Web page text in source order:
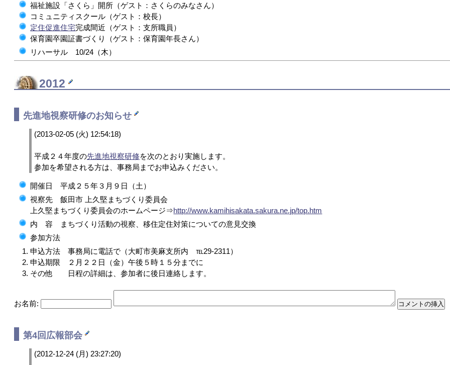
福祉施設「さくら」開所（ゲスト：さくらのみなさん）
コミュニティスクール（ゲスト：校長）
定住促進住宅完成間近（ゲスト：支所職員）
保育園卒園証書づくり（ゲスト：保育園年長さん）
リハーサル 10/24（木）
2012
先進地視察研修のお知らせ
(2013-02-05 (火) 12:54:18)
平成２４年度の先進地視察研修を次のとおり実施します。
参加を希望される方は、事務局までお申込みください。
開催日 平成２５年３月９日（土）
視察先 飯田市 上久堅まちづくり委員会
上久堅まちづくり委員会のホームページ⇒http://www.kamihisakata.sakura.ne.jp/top.htm
内 容 まちづくり活動の視察、移住定住対策についての意見交換
参加方法
申込方法 事務局に電話で（大町市美麻支所内 ℡29-2311）
申込期限 ２月２２日（金）午後５時１５分までに
その他 日程の詳細は、参加者に後日連絡します。
お名前:
第4回 広報部会
(2012-12-24 (月) 23:27:20)